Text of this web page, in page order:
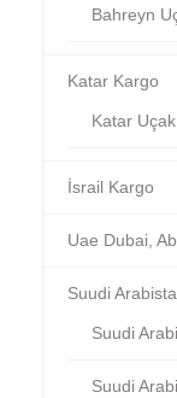
Bahreyn
Katar Kargo
Katar
İsrail Kargo
Uae Dubai,
Suudi
Suudi
Suudi